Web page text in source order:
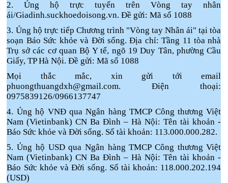
2. Ủng hộ trực tuyến trên Vòng tay nhân
ái/Giadinh.suckhoedoisong.vn. Đề gửi: Mã số 1088
3. Ủng hộ trực tiếp Chương trình "Vòng tay Nhân ái" tại tòa
soạn Báo Sức khỏe và Đời sống. Địa chỉ: Tầng 11 tòa nhà
Trụ sở các cơ quan Bộ Y tế, ngõ 19 Duy Tân, phường Cầu
Giấy, TP Hà Nội. Đề gửi: Mã số 1088
Mọi thắc mắc, xin gửi tới email
phuongthuangdxh@gmail.com. Điện thoại:
0975839126/0966137747
4. Ủng hộ VNĐ qua Ngân hàng TMCP Công thương Việt
Nam (Vietinbank) CN Ba Đình – Hà Nội: Tên tài khoản -
Báo Sức khỏe và Đời sống. Số tài khoản: 113.000.000.282.
5. Ủng hộ USD qua Ngân hàng TMCP Công thương Việt
Nam (Vietinbank) CN Ba Đình – Hà Nội: Tên tài khoản -
Báo Sức khỏe và Đời sống. Số tài khoản: 118.000.202.194
(USD)